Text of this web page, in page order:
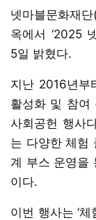
넷마블문화재
옥에서 ‘2025
5일 밝혔다.
지난 2016년부
활성화 및 참여
사회공헌 행사
는 다양한 체험
계 부스 운영을
이다.
이번 행사는 ‘체